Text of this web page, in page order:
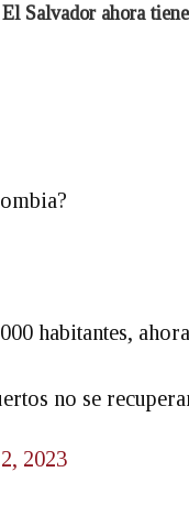
Salvador ahora
habitantes,
no se
2023